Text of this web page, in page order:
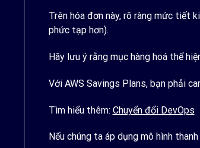
Trên hóa đơn này, rõ ràng mức tiết
phức tạp hơn).
Hãy lưu ý rằng mục hàng hoá thể
Với AWS Savings Plans, bạn phải
Tìm hiểu thêm: Chuyển đổi DevOps
Nếu chúng ta áp dụng mô hình